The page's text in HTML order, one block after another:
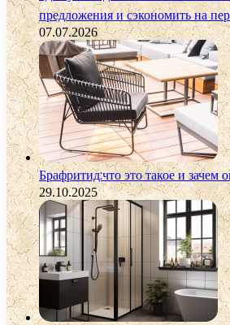
предложения и сэкономить на
07.07.2026
Брафритид:что это такое и зачем
29.10.2025